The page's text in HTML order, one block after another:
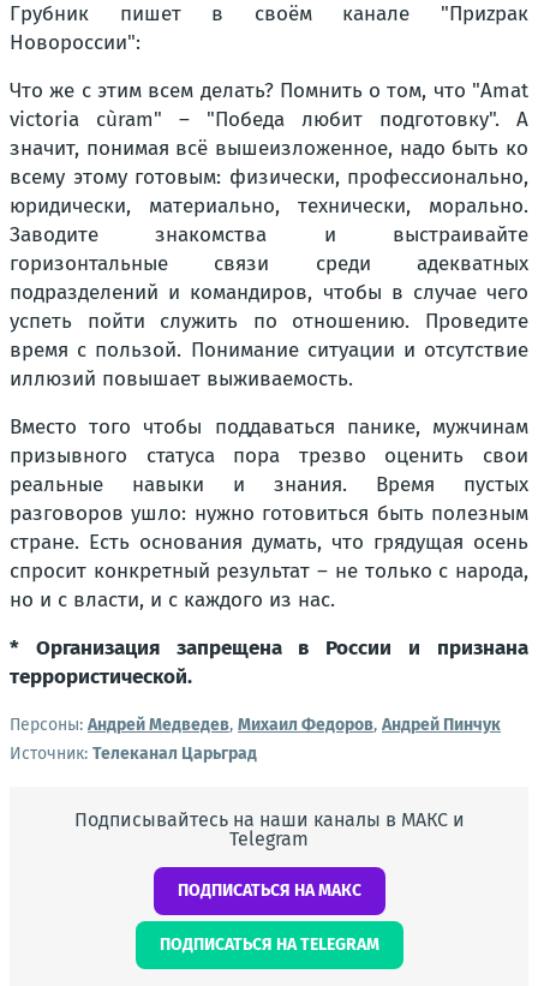
Грубник пишет в своём канале "Приzрак
Новороссии":
Что же с этим всем делать? Помнить о том, что "Amat
victoria cùram" – "Победа любит подготовку". А
значит, понимая всё вышеизложенное, надо быть ко
всему этому готовым: физически, профессионально,
юридически, материально, технически, морально.
Заводите знакомства и выстраивайте
горизонтальные связи среди адекватных
подразделений и командиров, чтобы в случае чего
успеть пойти служить по отношению. Проведите
время с пользой. Понимание ситуации и отсутствие
иллюзий повышает выживаемость.
Вместо того чтобы поддаваться панике, мужчинам
призывного статуса пора трезво оценить свои
реальные навыки и знания. Время пустых
разговоров ушло: нужно готовиться быть полезным
стране. Есть основания думать, что грядущая осень
спросит конкретный результат – не только с народа,
но и с власти, и с каждого из нас.
* Организация запрещена в России и признана
террористической.
Персоны: Андрей Медведев, Михаил Федоров, Андрей Пинчук
Источник: Телеканал Царьград
Подписывайтесь на наши каналы в МАКС и
Telegram
ПОДПИСАТЬСЯ НА МАКС
ПОДПИСАТЬСЯ НА TELEGRAM